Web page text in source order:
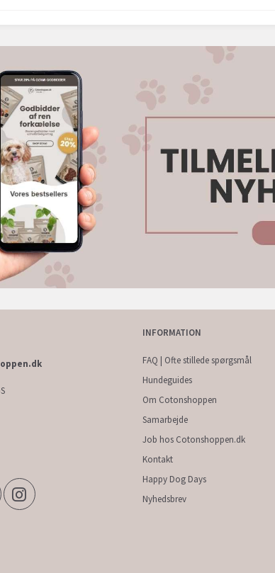
INFORMATION
FAQ | Ofte stillede spørgsmål
Hundeguides
Om Cotonshoppen
Samarbejde
Job hos Cotonshoppen.dk
Kontakt
Happy Dog Days
Nyhedsbrev